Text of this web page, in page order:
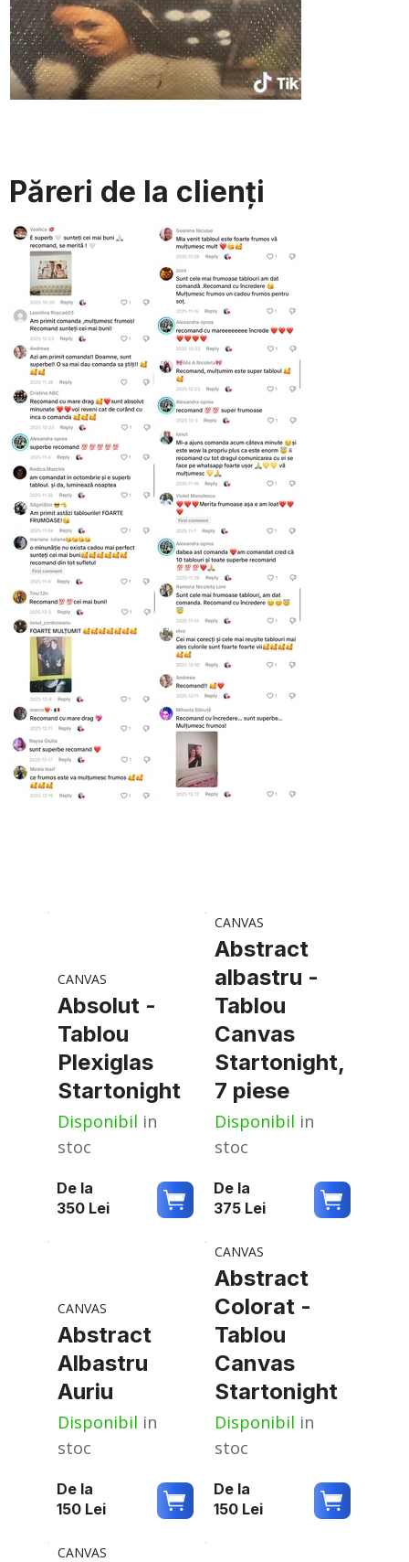
Păreri de la clienți
CANVAS
Absolut -
Tablou
Plexiglas
Startonight
Disponibil in
stoc
De la
350 Lei
CANVAS
Abstract
albastru -
Tablou
Canvas
Startonight,
7 piese
Disponibil in
stoc
De la
375 Lei
CANVAS
Abstract
Albastru
Auriu
Disponibil in
stoc
De la
150 Lei
CANVAS
Abstract
Colorat -
Tablou
Canvas
Startonight
Disponibil in
stoc
De la
150 Lei
CANVAS